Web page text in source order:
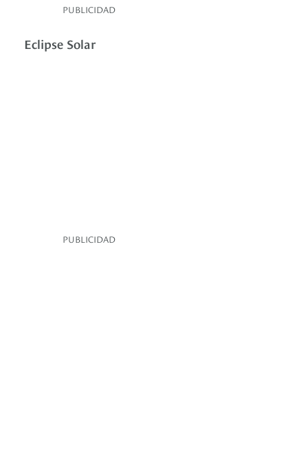
PUBLICIDAD
Eclipse Solar
PUBLICIDAD